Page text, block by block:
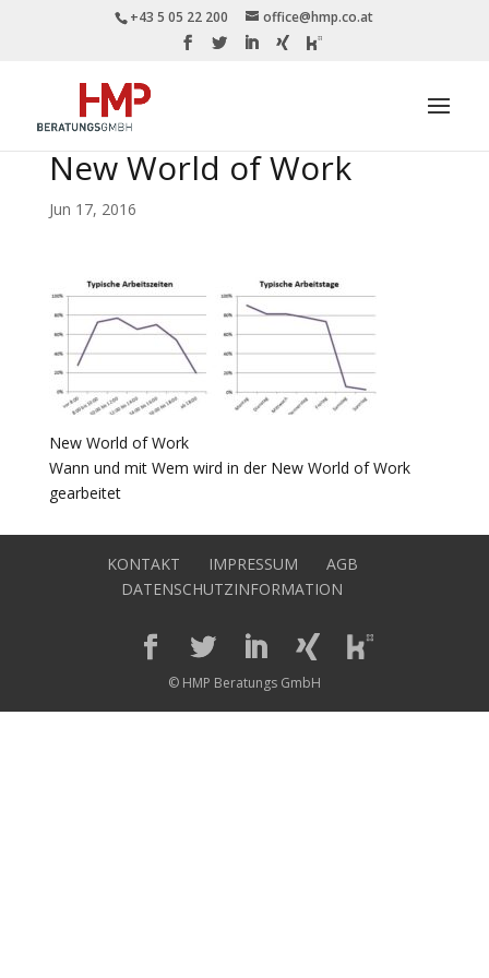
+43 5 05 22 200 office@hmp.co.at
New World of Work
Jun 17, 2016
New World of Work
Wann und mit Wem wird in der New World of Work
gearbeitet
KONTAKT IMPRESSUM
AGB
DATENSCHUTZINFORMATION
© HMP Beratungs GmbH